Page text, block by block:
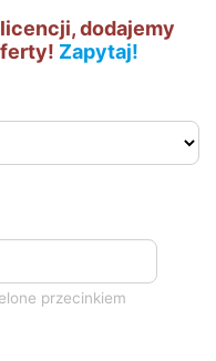
dodajemy
Zapytaj!
przecinkiem